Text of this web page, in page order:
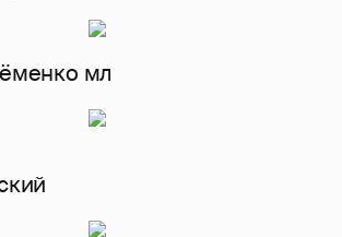
мл